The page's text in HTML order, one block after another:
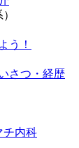
う！
さつ・経歴
チ内科